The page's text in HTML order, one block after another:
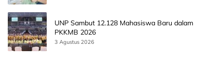
UNP Sambut 12.128 Mahasiswa Baru dalam
PKKMB 2026
3 Agustus 2026